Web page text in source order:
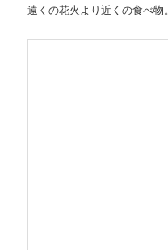
遠くの花火より近くの食べ物。